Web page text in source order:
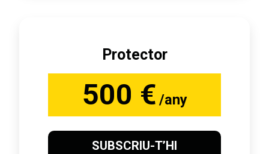
Protector
500 € /any
SUBSCRIU-T’HI